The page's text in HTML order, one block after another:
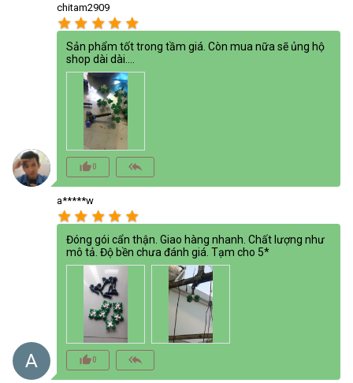
chitam2909
star star star star star
Sản phẩm tốt trong tầm giá. Còn mua nữa sẽ ủng hộ
shop dài dài....
thumb_up_alt0 reply_all
A
a*****w
star star star star star
Đóng gói cẩn thận. Giao hàng nhanh. Chất lượng như
mô tả. Độ bền chưa đánh giá. Tạm cho 5*
thumb_up_alt0 reply_all